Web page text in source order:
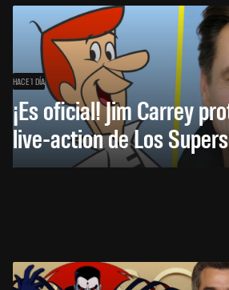
HACE 1 DÍA
¡Es oficial! Jim Carrey
live-action de Los